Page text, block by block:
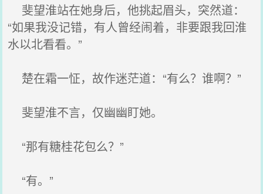
斐望淮站在她身后，他挑起眉头，突然道：
“如果我没记错，有人曾经闹着，非要跟我回淮
水以北看看。”
楚在霜一怔，故作迷茫道：“有么？谁啊？”
斐望淮不言，仅幽幽盯她。
“那有糖桂花包么？”
“有。”